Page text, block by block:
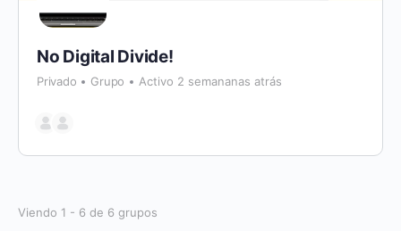
No Digital Divide!
Privado Grupo Activo 2 semananas atrás
Viendo 1 - 6 de 6 grupos